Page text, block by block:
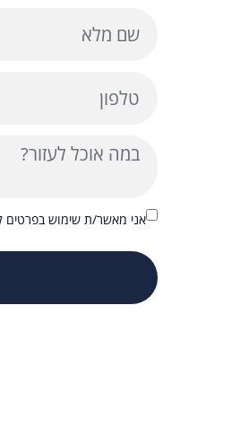
אני מאשר/ת שימוש בפרטים